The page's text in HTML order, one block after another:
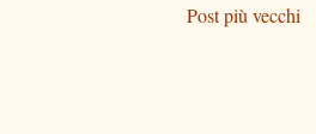
Post più vecchi